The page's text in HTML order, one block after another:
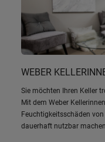
WEBER
Sie möchten Ihren Keller
Mit dem Weber
Feuchtigkeitsschäden
dauerhaft nutzbar